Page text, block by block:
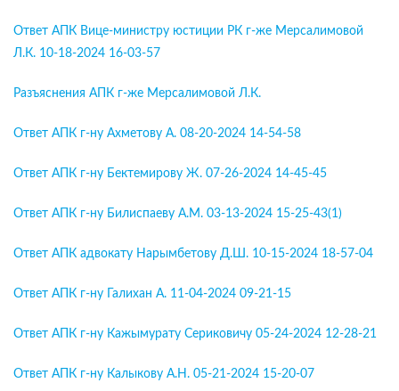
Ответ АПК Вице-министру юстиции РК г-же Мерсалимовой
Л.К. 10-18-2024 16-03-57
Разъяснения АПК г-же Мерсалимовой Л.К.
Ответ АПК г-ну Ахметову А. 08-20-2024 14-54-58
Ответ АПК г-ну Бектемирову Ж. 07-26-2024 14-45-45
Ответ АПК г-ну Билиспаеву А.М. 03-13-2024 15-25-43(1)
Ответ АПК адвокату Нарымбетову Д.Ш. 10-15-2024 18-57-04
Ответ АПК г-ну Галихан А. 11-04-2024 09-21-15
Ответ АПК г-ну Кажымурату Сериковичу 05-24-2024 12-28-21
Ответ АПК г-ну Калыкову А.Н. 05-21-2024 15-20-07